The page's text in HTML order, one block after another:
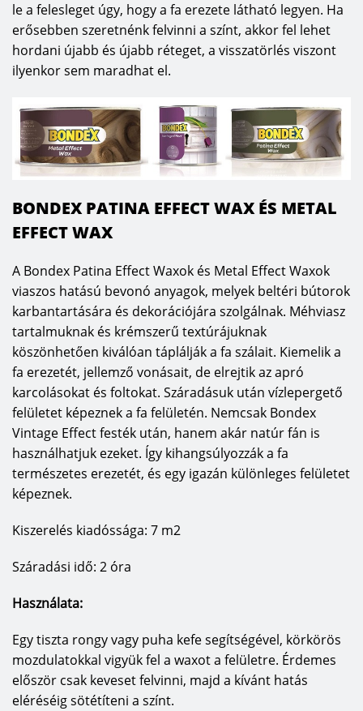
le a felesleget úgy, hogy a fa erezete látható legyen. Ha
erősebben szeretnénk felvinni a színt, akkor fel lehet
hordani újabb és újabb réteget, a visszatörlés viszont
ilyenkor sem maradhat el.
BONDEX PATINA EFFECT WAX ÉS METAL
EFFECT WAX
A Bondex Patina Effect Waxok és Metal Effect Waxok
viaszos hatású bevonó anyagok, melyek beltéri bútorok
karbantartására és dekorációjára szolgálnak. Méhviasz
tartalmuknak és krémszerű textúrájuknak
köszönhetően kiválóan táplálják a fa szálait. Kiemelik a
fa erezetét, jellemző vonásait, de elrejtik az apró
karcolásokat és foltokat. Száradásuk után vízlepergető
felületet képeznek a fa felületén. Nemcsak Bondex
Vintage Effect festék után, hanem akár natúr fán is
használhatjuk ezeket. Így kihangsúlyozzák a fa
természetes erezetét, és egy igazán különleges felületet
képeznek.
Kiszerelés kiadóssága: 7 m2
Száradási idő: 2 óra
Használata:
Egy tiszta rongy vagy puha kefe segítségével, körkörös
mozdulatokkal vigyük fel a waxot a felületre. Érdemes
először csak keveset felvinni, majd a kívánt hatás
eléréséig sötétíteni a színt.